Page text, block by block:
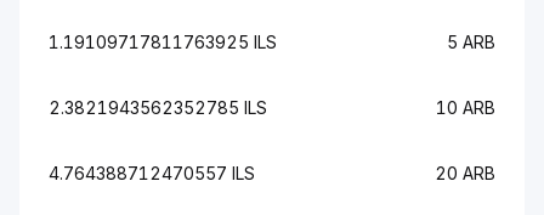
1.19109717811763925 ILS 5 ARB
2.3821943562352785 ILS 10 ARB
4.764388712470557 ILS 20 ARB